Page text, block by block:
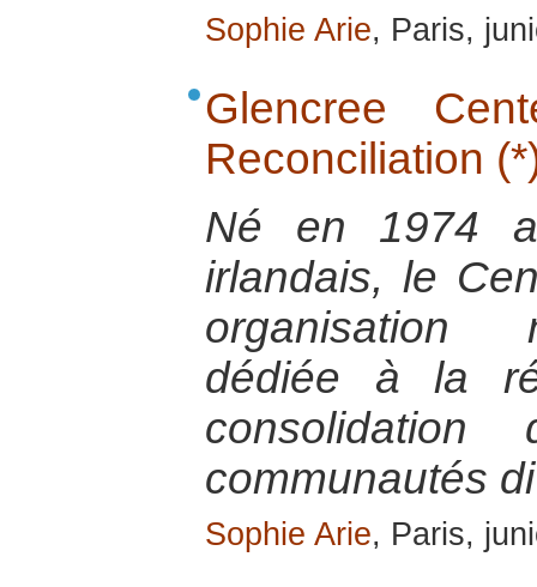
Sophie Arie, Paris,
Glencree
Reconciliation
Né en 1974
irlandais, le
organisation
dédiée à la
communautés
Sophie Arie, Paris,